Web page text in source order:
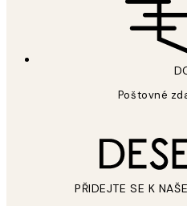
Poštovné
PŘIDEJTE SE K